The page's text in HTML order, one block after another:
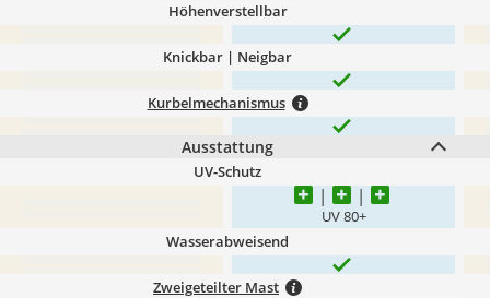
Höhenverstellbar
Knickbar | Neigbar
Kurbelmechanismus
Ausstattung
UV-Schutz
UV 80+
Wasserabweisend
Zweigeteilter Mast